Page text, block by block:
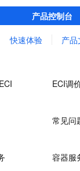
可运行容器，并仅
产品控制台
快速体验 产品
ECI调
常见问
容器服